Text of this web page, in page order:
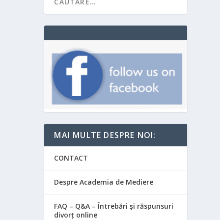
MAI MULTE DESPRE NOI:
CONTACT
Despre Academia de Mediere
FAQ – Q&A – Întrebări și răspunsuri
divorț online